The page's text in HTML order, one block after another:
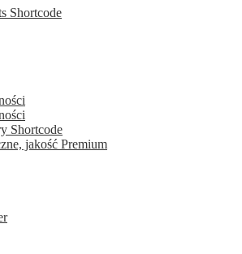
Shortcode
Shortcode
jakość Premium